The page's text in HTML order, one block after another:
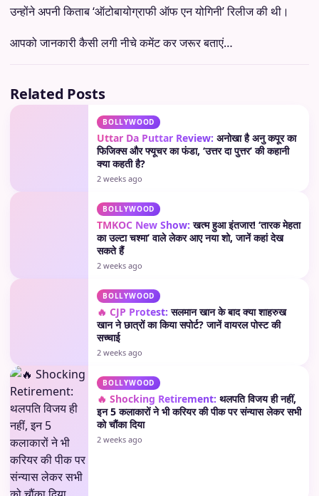
उन्होंने अपनी किताब ‘ऑटोबायोग्राफी ऑफ एन योगिनी’ रिलीज की थी।
आपको जानकारी कैसी लगी नीचे कमेंट कर जरूर बताएं…
Related Posts
BOLLYWOOD
Uttar Da Puttar Review: अनोखा है अनु कपूर का
फिजिक्स और फ्यूचर का फंडा, ‘उत्तर दा पुत्तर’ की कहानी
क्या कहती है?
2 weeks ago
BOLLYWOOD
TMKOC New Show: खत्म हुआ इंतजार! ‘तारक मेहता
का उल्टा चश्मा’ वाले लेकर आए नया शो, जानें कहां देख
सकते हैं
2 weeks ago
BOLLYWOOD
🔥 CJP Protest: सलमान खान के बाद क्या शाहरुख
खान ने छात्रों का किया सपोर्ट? जानें वायरल पोस्ट की
सच्चाई
2 weeks ago
BOLLYWOOD
🔥 Shocking Retirement: थलपति विजय ही नहीं,
इन 5 कलाकारों ने भी करियर की पीक पर संन्यास लेकर सभी
को चौंका दिया
2 weeks ago